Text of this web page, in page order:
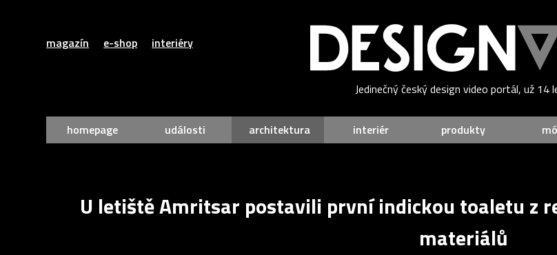
magazín e-shop interiéry
Jedinečný český design video portál, už 14
homepage události architektura interiér produkty
U letiště Amritsar postavili první indickou toaletu z
materiálů